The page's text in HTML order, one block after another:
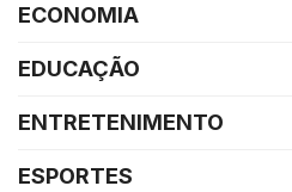
ECONOMIA
EDUCAÇÃO
ENTRETENIMENTO
ESPORTES